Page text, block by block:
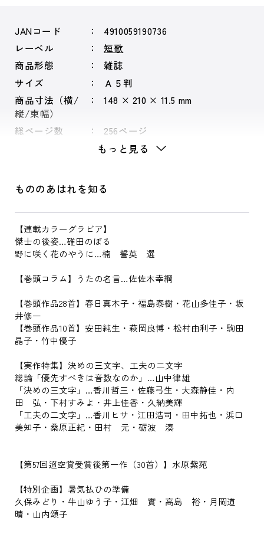
JANコード
4910059190736
レーベル
短歌
商品形態
雑誌
サイズ
Ａ５判
商品寸法（横/
縦/束幅）
148 × 210 × 11.5 mm
総ページ数 256ページ
もっと見る
もののあはれを知る
【連載カラーグラビア】
傑士の後姿…碓田のぼる
野に咲く花のやうに…楠 誓英 選
【巻頭コラム】うたの名言…佐佐木幸綱
【巻頭作品28首】春日真木子・福島泰樹・花山多佳子・坂
井修一
【巻頭作品10首】安田純生・萩岡良博・松村由利子・駒田
晶子・竹中優子
【実作特集】決めの三文字、工夫の二文字
総論「優先すべきは音数なのか」…山中律雄
「決めの三文字」…香川哲三・佐藤弓生・大森静佳・内
田 弘・下村すみよ・井上佳香・久納美輝
「工夫の二文字」…香川ヒサ・江田浩司・田中拓也・浜口
美知子・桑原正紀・田村 元・砺波 湊
【第57回迢空賞受賞後第一作（30首）】水原紫苑
【特別企画】暑気払ひの準備
久保みどり・牛山ゆう子・江畑 實・高島 裕・月岡道
晴・山内頌子